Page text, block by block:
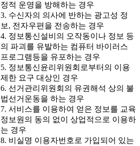
정적 운영을 방해하는 경우
3. 수신자의 의사에 반하는 광고성 정
보, 전자우편을 전송하는 경우
4. 정보통신설비의 오작동이나 정보 등
의 파괴를 유발하는 컴퓨터 바이러스
프로그램등을 유포하는 경우
5. 정보통신윤리위원회로부터의 이용
제한 요구 대상인 경우
6. 선거관리위원회의 유권해석 상의 불
법선거운동을 하는 경우
7. 서비스를 이용하여 얻은 정보를 교육
정보원의 동의 없이 상업적으로 이용하
는 경우
8. 비실명 이용자번호로 가입되어 있는